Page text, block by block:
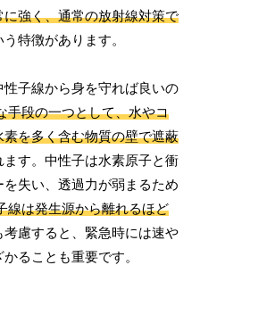
強く、通常の放射線対策で
う特徴があります。
性子線から身を守れば良いの
手段の一つとして、水やコ
を多く含む物質の壁で遮蔽
ます。中性子は水素原子と衝
失い、透過力が弱まるため
線は発生源から離れるほど
考慮すると、緊急時には速や
ることも重要です。